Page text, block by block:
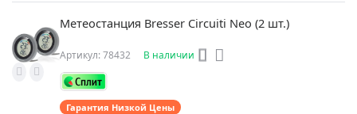
Метеостанция Bresser Circuiti Neo (2 шт.)
Артикул: 78432 В наличии
Гарантия Низкой Цены